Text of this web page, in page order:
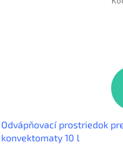
Odvápňovací prostriedok
konvektomaty 10 l